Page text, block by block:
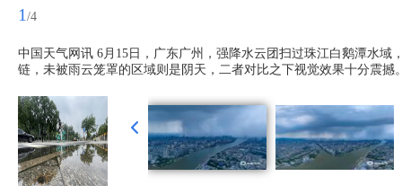
1 /4
中国天气网讯 6月15日，广东广州，强降水云团扫过珠江白鹅潭水
链，未被雨云笼罩的区域则是阴天，二者对比之下视觉效果十分震